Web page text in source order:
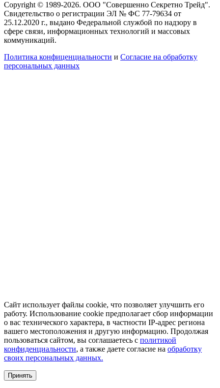
Copyright © 1989-2026. ООО "Совершенно Секретно Трейд".
Свидетельство о регистрации ЭЛ № ФС 77-79634 от
25.12.2020 г., выдано Федеральной службой по надзору в
сфере связи, информационных технологий и массовых
коммуникаций.
Политика конфиценциальности и Согласие на обработку
персональных данных
Сайт использует файлы cookie, что позволяет улучшить его
работу. Использование cookie предполагает сбор информации
о вас технического характера, в частности IP-адрес региона
вашего местоположения и другую информацию. Продолжая
пользоваться сайтом, вы соглашаетесь с политикой
конфиденциальности, а также даете согласие на обработку
своих персональных данных.
Принять